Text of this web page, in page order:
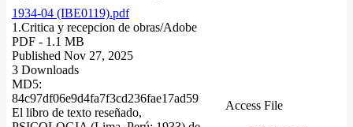
1934-04 (IBE0119).pdf
1.Critica y recepcion de obras/Adobe
PDF - 1.1 MB
Published Nov 27, 2025
3 Downloads
MD5:
84c97df06e9d4fa7f3cd236fae17ad59
El libro de texto reseñado,
Access File